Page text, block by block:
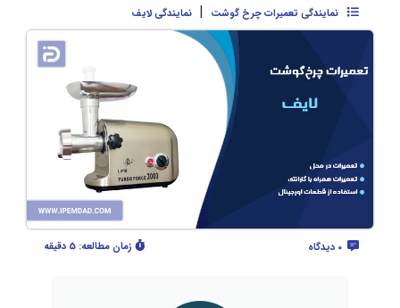
نمایندگی تعمیرات چرخ گوشت | نمایندگی لایف
زمان مطالعه: 5 دقیقه